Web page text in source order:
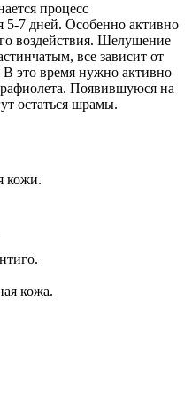
процесс
5-7 дней. Особенно активно
воздействия. Шелушение
все зависит от
это время нужно активно
Появившуюся на
остаться шрамы.
кожи.
кожа.